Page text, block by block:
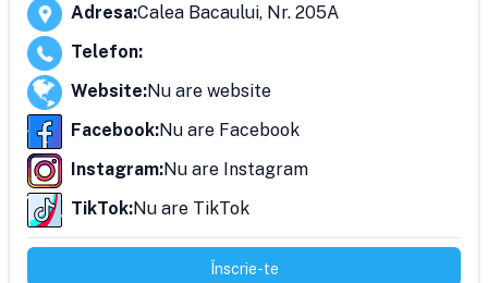
Adresa:Calea Bacaului, Nr. 205A
Telefon:
Website:Nu are website
Facebook:Nu are Facebook
Instagram:Nu are Instagram
TikTok:Nu are TikTok
Înscrie-te